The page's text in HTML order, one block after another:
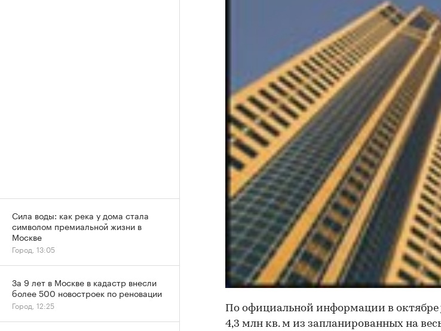
По официальной информации в октябре
4,3 млн кв. м из запланированных на
Сила воды: как река у дома стала
символом премиальной жизни в
Москве
Город, 13:05
За 9 лет в Москве в кадастр внесли
более 500 новостроек по реновации
Город, 12:25